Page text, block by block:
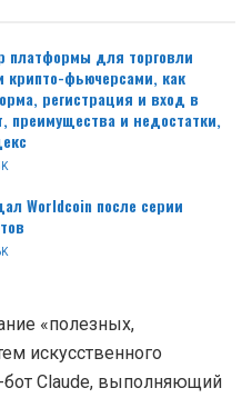
платформы для торговли
крипто-фьючерсами, как
регистрация и вход в
преимущества и недостатки,
Worldcoin после серии
«полезных,
искусственного
бот Claude, выполняющий